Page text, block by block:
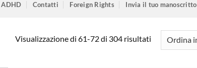
Contatti Foreign Rights Invia il tuo manoscritto
Visualizzazione di 61-72 di 304 risultatiOrdina